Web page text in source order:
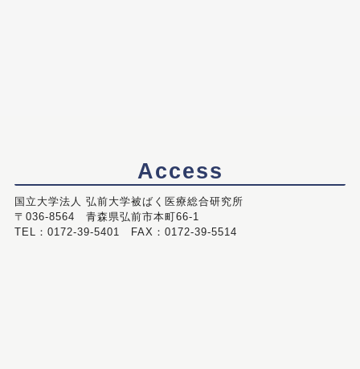
Access
国立大学法人 弘前大学被ばく医療総合研究所
〒036-8564 青森県弘前市本町66-1
TEL：0172-39-5401 FAX：0172-39-5514